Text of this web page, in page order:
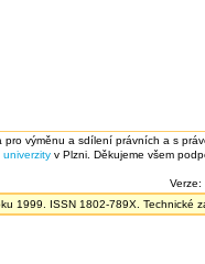
pro výměnu a sdílení právních a s
v Plzni. Děkujeme všem
Verze:
1999. ISSN 1802-789X. Technické